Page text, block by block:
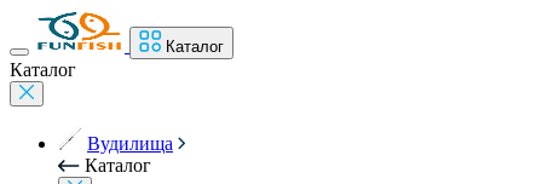
Каталог
Каталог
Вудилища
Каталог